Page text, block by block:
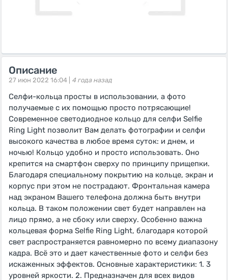
Описание
27 июн 2022 16:04 | 4 года назад
Селфи-кольца просты в использовании, а фото
получаемые с их помощью просто потрясающие!
Современное светодиодное кольцо для селфи Selfie
Ring Light позволит Вам делать фотографии и селфи
высокого качества в любое время суток: и днем, и
ночью! Кольцо удобно и просто использовать. Оно
крепится на смартфон сверху по принципу прищепки.
Благодаря специальному покрытию на кольце, экран и
корпус при этом не пострадают. Фронтальная камера
над экраном Вашего телефона должна быть внутри
кольца. В таком положении свет будет направлен на
лицо прямо, а не сбоку или сверху. Особенно важна
кольцевая форма Selfie Ring Light, благодаря которой
свет распространяется равномерно по всему диапазону
кадра. Всё это и дает качественные фото и селфи без
искаженных эффектов. Основные характеристики: 1. 3
уровней яркости. 2. Предназначен для всех видов